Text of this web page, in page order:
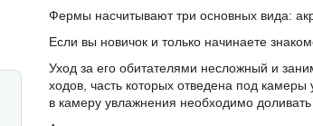
Фермы насчитывают три основных вида:
Если вы новичок и только начинаете
Уход за его обитателями несложный и
ходов, часть которых отведена под
в камеру увлажнения необходимо доливать